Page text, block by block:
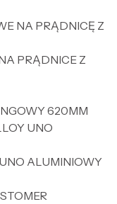
NA PRĄDNICĘ Z
PRĄDNICE Z
620MM
UNO
ALUMINIOWY